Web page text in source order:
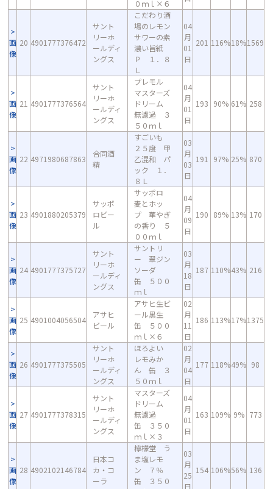
０ｍｌ×６
画
像
20 4901777376472
サント
リーホ
ールディ
ングス
こだわり酒
場のレモン
サワーの素
濃い旨紙
Ｐ １．８
Ｌ
04
月
01
日
201 116%18%1569
画
像
21 4901777376564
サント
リーホ
ールディ
ングス
プレモル
マスターズ
ドリーム
無濾過 ３
５０ｍｌ
04
月
01
日
193 90% 61% 258
画
像
22 4971980687863
合同酒
精
すごいも
２５度 甲
乙混和 パ
ック １．
８Ｌ
03
月
03
日
191 97% 25% 870
画
像
23 4901880205379
サッポ
ロビー
ル
サッポロ
麦とホッ
プ 華やぎ
の香り ５
００ｍｌ
04
月
09
日
190 89% 13% 170
画
像
24 4901777375727
サント
リーホ
ールディ
ングス
サントリ
ー 翠ジン
ソーダ
缶 ５００
ｍｌ
03
月
18
日
187 110%43% 216
画
像
25 4901004056504
アサヒ
ビール
アサヒ生ビ
ール黒生
缶 ５００
ｍｌ×６
02
月
11
日
186 113%17%1375
画
像
26 4901777375505
サント
リーホ
ールディ
ングス
ほろよい
レモみか
ん 缶 ３
５０ｍｌ
02
月
04
日
177 118%49% 98
画
像
27 4901777378315
サント
リーホ
ールディ
ングス
マスターズ
ドリーム
無濾過
缶 ３５０
ｍｌ×３
04
月
01
日
163 109% 9% 773
画
像
28 4902102146784
日本コ
カ・コ
ーラ
檸檬堂 う
ま塩レモ
ン ７％
缶 ３５０
03
月
25
日
154 106%56% 136